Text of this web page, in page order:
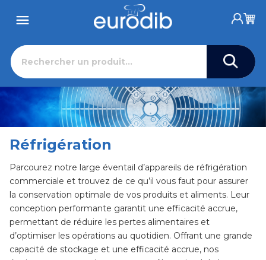
Réfrigération
Parcourez notre large éventail d’appareils de réfrigération
commerciale et trouvez de ce qu’il vous faut pour assurer
la conservation optimale de vos produits et aliments. Leur
conception performante garantit une efficacité accrue,
permettant de réduire les pertes alimentaires et
d’optimiser les opérations au quotidien. Offrant une grande
capacité de stockage et une efficacité accrue, nos